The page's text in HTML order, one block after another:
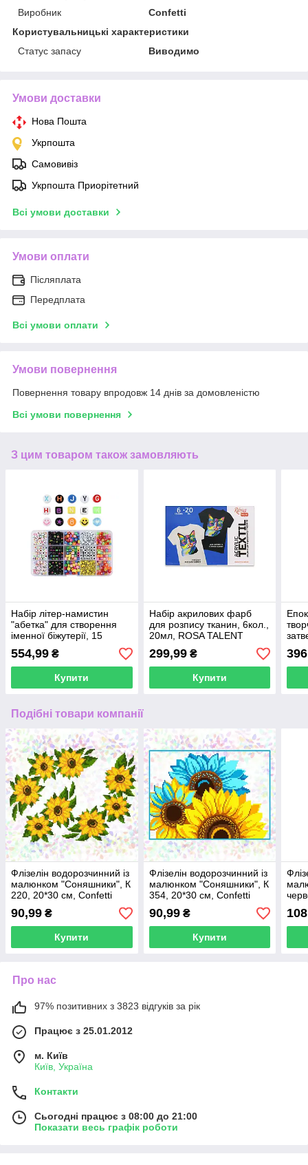
Виробник
Confetti
Користувальницькі характеристики
Статус запасу
Виводимо
Умови доставки
Нова Пошта
Укрпошта
Самовивіз
Укрпошта Приорітетний
Всі умови доставки
Умови оплати
Післяплата
Передплата
Всі умови оплати
Умови повернення
Повернення товару впродовж 14 днів за домовленістю
Всі умови повернення
З цим товаром також замовляють
Набір літер-намистин
"абетка" для створення
іменної біжутерії, 15
осередків
554,99 ₴
Купити
Набір акрилових фарб
для розпису тканин, 6кол.,
20мл, ROSA TALENT
299,99₴
Купити
(1:1)
Подібні товари компанії
Флізелін водорозчинний із
малюнком "Соняшники", К
220, 20*30 см, Confetti
90,99 ₴
Купити
Флізелін водорозчинний із
малюнком "Соняшники", К
354, 20*30 см, Confetti
90,99₴
Купити
Про нас
97% позитивних з 3823 відгуків за рік
Працює з 25.01.2012
м. Київ
Київ, Україна
Контакти
Сьогодні працює з 08:00 до 21:00
Показати весь графік роботи